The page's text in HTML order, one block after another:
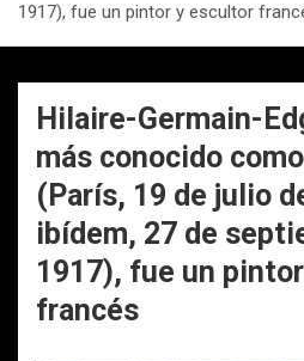
1917), fue un pintor y escultor
Hilaire-Germain-
más conocido
(París, 19 de julio
ibídem, 27 de
1917), fue un
francés